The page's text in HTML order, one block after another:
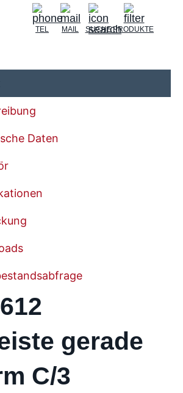
TEL MAIL SUCHEPRODUKTE
Daten
gerade
C/3